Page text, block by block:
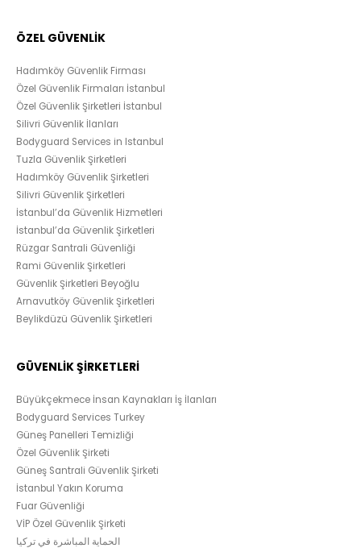
ÖZEL GÜVENLİK
Hadımköy Güvenlik Firması
Özel Güvenlik Firmaları İstanbul
Özel Güvenlik Şirketleri İstanbul
Silivri Güvenlik İlanları
Bodyguard Services in Istanbul
Tuzla Güvenlik Şirketleri
Hadımköy Güvenlik Şirketleri
Silivri Güvenlik Şirketleri
İstanbul’da Güvenlik Hizmetleri
İstanbul’da Güvenlik Şirketleri
Rüzgar Santrali Güvenliği
Rami Güvenlik Şirketleri
Güvenlik Şirketleri Beyoğlu
Arnavutköy Güvenlik Şirketleri
Beylikdüzü Güvenlik Şirketleri
GÜVENLİK ŞİRKETLERİ
Büyükçekmece İnsan Kaynakları İş İlanları
Bodyguard Services Turkey
Güneş Panelleri Temizliği
Özel Güvenlik Şirketi
Güneş Santrali Güvenlik Şirketi
İstanbul Yakın Koruma
Fuar Güvenliği
VİP Özel Güvenlik Şirketi
الحماية المباشرة في تركيا